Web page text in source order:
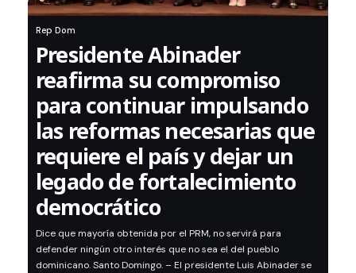
Rep Dom
Presidente Abinader
reafirma su compromiso
para continuar impulsando
las reformas necesarias que
requiere el país y dejar un
legado de fortalecimiento
democrático
Dice que mayoría obtenida por el PRM, no servirá para
defender ningún otro interés que no sea el del pueblo
dominicano. Santo Domingo. – El presidente Luis Abinader se